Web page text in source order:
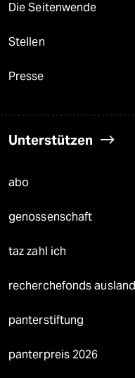
Die Seitenwende
Stellen
Presse
Unterstützen
abo
genossenschaft
taz zahl ich
recherchefonds ausland
panterstiftung
panterpreis 2026